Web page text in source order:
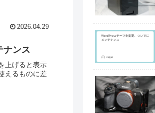
2026.04.29
ナンス
上げると表示
えるものに差